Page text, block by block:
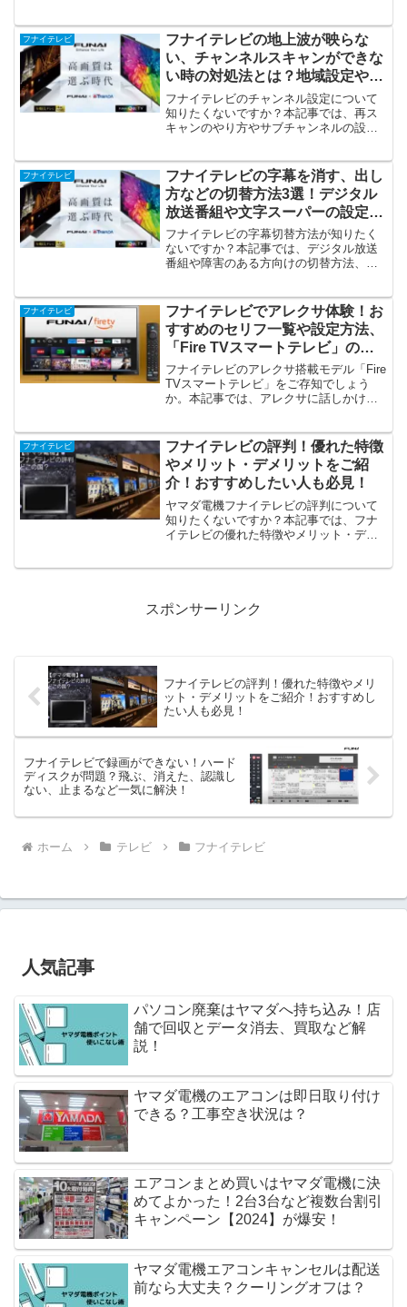
するリモコンは必見です。見れない時の
対処法、過去のキャンペーンなども併せ
てご覧ください！
フナイテレビ
フナイテレビの地上波が映らな
い、チャンネルスキャンができな
い時の対処法とは？地域設定やサ
ブチャンネルも確認！
フナイテレビのチャンネル設定について
知りたくないですか？本記事では、再ス
キャンのやり方やサブチャンネルの設定
ックしておきたいことがあります。「自
動チャンネル再スキャン」も便利です
よ！
フナイテレビ
フナイテレビの字幕を消す、出し
方などの切替方法3選！デジタル
放送番組や文字スーパーの設定方
法も解説！
フナイテレビの字幕切替方法が知りたく
ないですか？本記事では、デジタル放送
番組や障害のある方向けの切替方法、文
方法なども必見です！ポイントや注意点
も併せてご覧ください！
フナイテレビ
フナイテレビでアレクサ体験！お
すすめのセリフ一覧や設定方法、
「Fire TVスマートテレビ」の優
れた特徴をご紹介！
フナイテレビのアレクサ搭載モデル「Fire
TVスマートテレビ」をご存知でしょう
か。本記事では、アレクサに話しかけよ
た特徴などご紹介しています。使ってい
くうちにアレクサに愛着が沸いてしまい
ますよ！
フナイテレビ
フナイテレビの評判！優れた特徴
やメリット・デメリットをご紹
介！おすすめしたい人も必見！
ヤマダ電機フナイテレビの評判について
知りたくないですか？本記事では、フナ
イテレビの優れた特徴やメリット・デメ
スポンサーリンク
フナイテレビの評判！優れた特徴やメリ
ット・デメリットをご紹介！おすすめし
たい人も必見！
フナイテレビで録画ができない！ハード
ディスクが問題？飛ぶ、消えた、認識し
ない、止まるなど一気に解決！
ホーム テレビ フナイテレビ
人気記事
パソコン廃棄はヤマダへ持ち込み！店
舗で回収とデータ消去、買取など解
説！
ヤマダ電機のエアコンは即日取り付け
できる？工事空き状況は？
エアコンまとめ買いはヤマダ電機に決
めてよかった！2台3台など複数台割引
キャンペーン【2024】が爆安！
ヤマダ電機エアコンキャンセルは配送
前なら大丈夫？クーリングオフは？